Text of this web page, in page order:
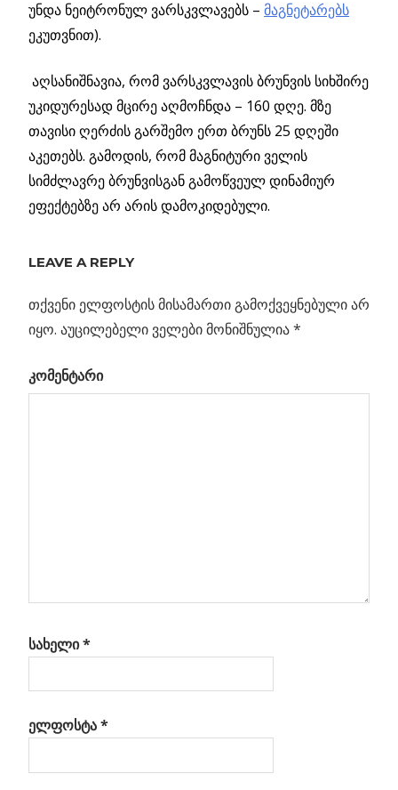
უნდა ნეიტრონულ ვარსკვლავებს – მაგნეტარებს
ეკუთვნით).
აღსანიშნავია, რომ ვარსკვლავის ბრუნვის სიხშირე
უკიდურესად მცირე აღმოჩნდა – 160 დღე. მზე
თავისი ღერძის გარშემო ერთ ბრუნს 25 დღეში
აკეთებს. გამოდის, რომ მაგნიტური ველის
სიმძლავრე ბრუნვისგან გამოწვეულ დინამიურ
ეფექტებზე არ არის დამოკიდებული.
ᲣᲤᲠᲝ
ᲛᲐᲒᲜᲘᲢᲣᲠᲘ
ᲕᲔᲚᲘᲗ
Previous
ESA პროექტ
LEAVE A REPLY
თქვენი ელფოსტის მისამართი გამოქვეყნებული არ
იყო. აუცილებელი ველები მონიშნულია*
კომენტარი
სახელი*
ელფოსტა*